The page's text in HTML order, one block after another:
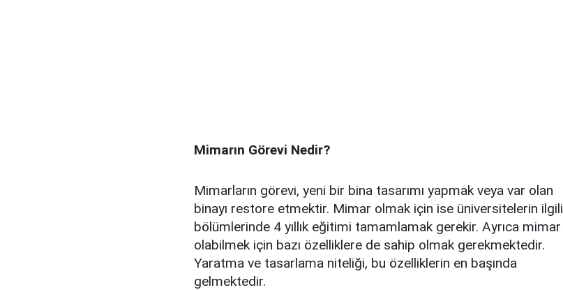
Mimarın Görevi Nedir?
Mimarların görevi, yeni bir bina tasarımı yapmak veya var olan
binayı restore etmektir. Mimar olmak için ise üniversitelerin ilgili
bölümlerinde 4 yıllık eğitimi tamamlamak gerekir. Ayrıca mimar
olabilmek için bazı özelliklere de sahip olmak gerekmektedir.
Yaratma ve tasarlama niteliği, bu özelliklerin en başında
gelmektedir.